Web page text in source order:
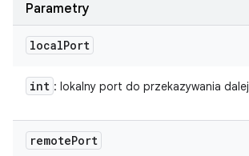
Parametry
localPort
int : lokalny port do przekazywania dalej
remotePort